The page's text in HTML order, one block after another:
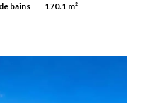
bains 170.1 m²